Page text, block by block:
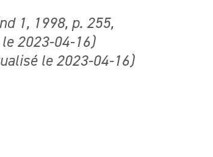
1, 1998, p. 255,
2023-04-16)
le 2023-04-16)